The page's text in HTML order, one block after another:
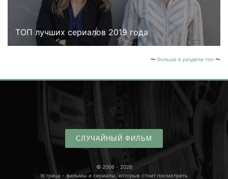
ТОП лучших сериалов 2019 года
больше в разделе топ
СЛУЧАЙНЫЙ ФИЛЬМ
© 2006 - 2026
Устрица - фильмы и сериалы, которые стоит посмотреть